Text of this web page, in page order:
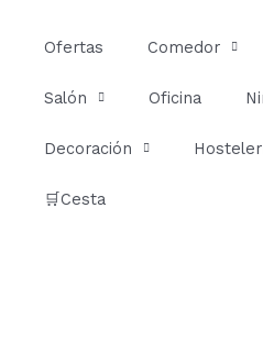
Ofertas Comedor
Salón Oficina
Decoración
🛒Cesta